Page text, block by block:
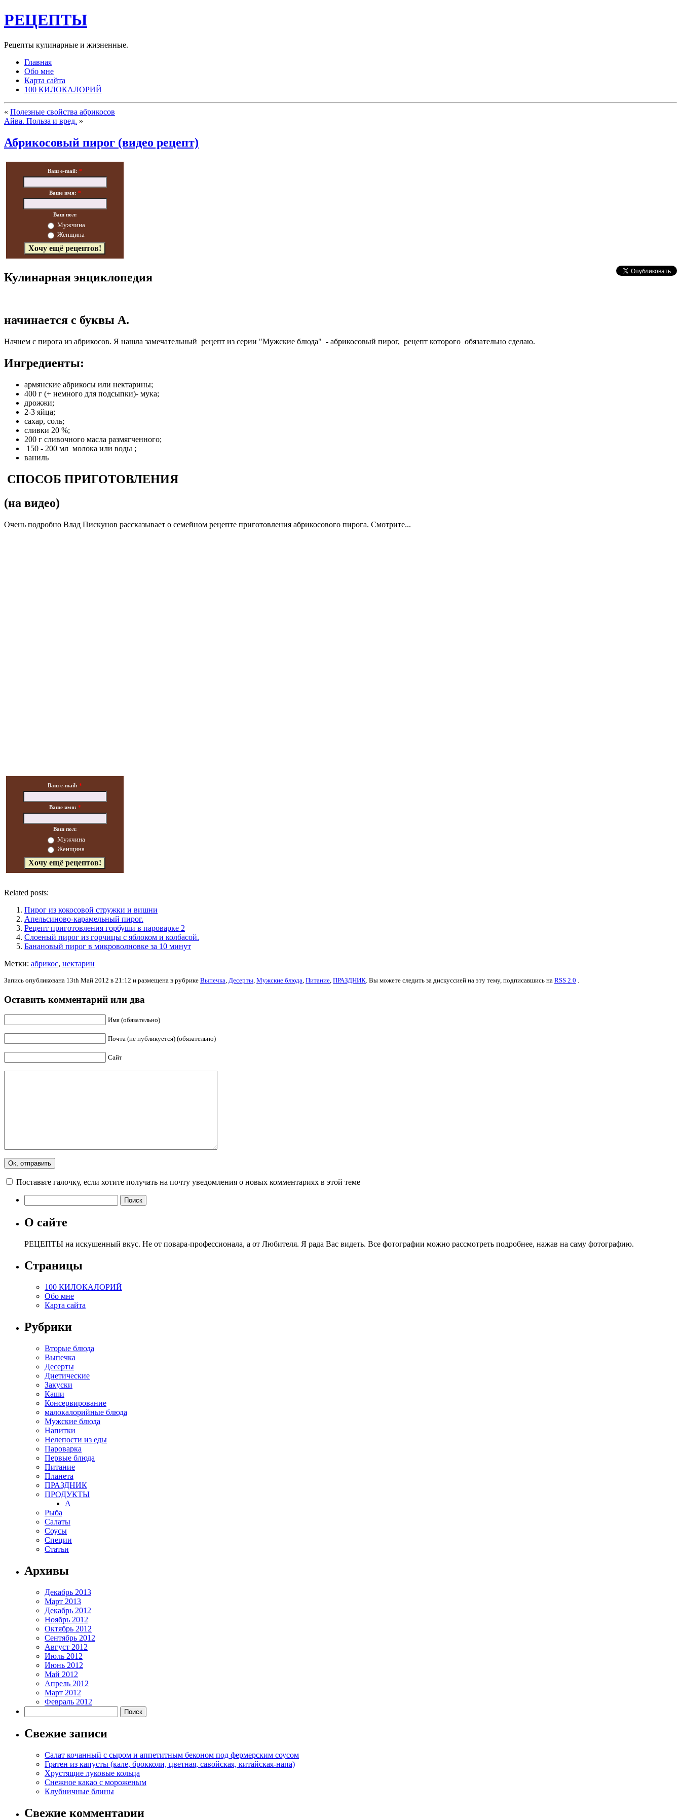
РЕЦЕПТЫ
Рецепты кулинарные и жизненные.
Главная
Обо мне
Карта сайта
100 КИЛОКАЛОРИЙ
« Полезные свойства абрикосов
Айва. Польза и вред. »
Абрикосовый пирог (видео рецепт)
Ваш e-mail: *
Ваше имя: *
Ваш пол:
Мужчина
Женщина
Кулинарная энциклопедия
начинается с буквы А.
Начнем с пирога из абрикосов. Я нашла замечательный рецепт из серии "Мужские блюда" - абрикосовый пирог, рецепт которого обязательно сделаю.
Ингредиенты:
армянские абрикосы или нектарины;
400 г (+ немного для подсыпки)- мука;
дрожжи;
2-3 яйца;
сахар, соль;
сливки 20 %;
200 г сливочного масла размягченного;
150 - 200 мл молока или воды ;
ваниль
СПОСОБ ПРИГОТОВЛЕНИЯ
(на видео)
Очень подробно Влад Пискунов рассказывает о семейном рецепте приготовления абрикосового пирога. Смотрите...
Ваш e-mail: *
Ваше имя: *
Ваш пол:
Мужчина
Женщина
Related posts:
Пирог из кокосовой стружки и вишни
Апельсиново-карамельный пирог.
Рецепт приготовления горбуши в пароварке 2
Слоеный пирог из горчицы с яблоком и колбасой.
Банановый пирог в микроволновке за 10 минут
Метки: абрикос, нектарин
Запись опубликована 13th Май 2012 в 21:12 и размещена в рубрике Выпечка Десерты Мужские блюда Питание ПРАЗДНИК . Вы можете следить за дискуссией на эту тему, подписавшись на RSS 2.0
Оставить комментарий или два
Имя (обязательно)
Почта (не публикуется) (обязательно)
Сайт
Поставьте галочку, если хотите получать на почту уведомления о новых комментариях в этой теме
О сайте
РЕЦЕПТЫ на искушенный вкус. Не от повара-профессионала, а от Любителя. Я рада Вас видеть. Все фотографии можно рассмотреть подробнее, нажав на саму фотографию.
Страницы
100 КИЛОКАЛОРИЙ
Обо мне
Карта сайта
Рубрики
Вторые блюда
Выпечка
Десерты
Диетические
Закуски
Каши
Консервирование
малокалорийные блюда
Мужские блюда
Напитки
Нелепости из еды
Пароварка
Первые блюда
Питание
Планета
ПРАЗДНИК
ПРОДУКТЫ
А
Рыба
Салаты
Соусы
Специи
Статьи
Архивы
Декабрь 2013
Март 2013
Декабрь 2012
Ноябрь 2012
Октябрь 2012
Сентябрь 2012
Август 2012
Июль 2012
Июнь 2012
Май 2012
Апрель 2012
Март 2012
Февраль 2012
Свежие записи
Салат кочанный с сыром и аппетитным беконом под фермерским соусом
Гратен из капусты (кале, брокколи, цветная, савойская, китайская-напа)
Хрустящие луковые кольца
Снежное какао с мороженым
Клубничные блины
Свежие комментарии